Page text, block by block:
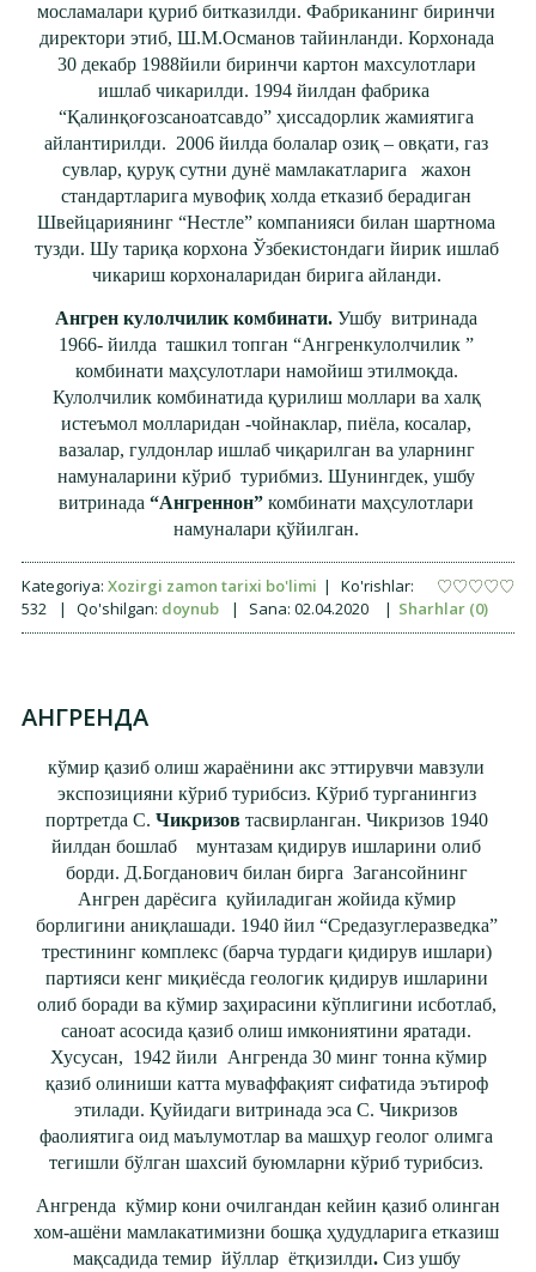
мосламалари қуриб битказилди. Фабриканинг биринчи
директори этиб, Ш.М.Османов тайинланди. Корхонада
30 декабр 1988йили биринчи картон махсулотлари
ишлаб чикарилди. 1994 йилдан фабрика
“Қалинқоғозсаноатсавдо” ҳиссадорлик жамиятига
айлантирилди. 2006 йилда болалар озиқ – овқати, газ
сувлар, қуруқ сутни дунё мамлакатларига жахон
стандартларига мувофиқ холда етказиб берадиган
Швейцариянинг “Нестле” компанияси билан шартнома
тузди. Шу тариқа корхона Ўзбекистондаги йирик ишлаб
чикариш корхоналаридан бирига айланди.
Ангрен кулолчилик комбинати. Ушбу витринада
1966- йилда ташкил топган “Ангренкулолчилик ”
комбинати маҳсулотлари намойиш этилмоқда.
Кулолчилик комбинатида қурилиш моллари ва халқ
истеъмол молларидан -чойнаклар, пиёла, косалар,
вазалар, гулдонлар ишлаб чиқарилган ва уларнинг
намуналарини кўриб турибмиз. Шунингдек, ушбу
витринада “Ангреннон” комбинати маҳсулотлари
намуналари қўйилган.
Kategoriya: Xozirgi zamon tarixi bo'limi |
Ko'rishlar:
532
| Qo'shilgan: doynub | Sana: 02.04.2020 | Sharhlar (0)
АНГРЕНДА
кўмир қазиб олиш жараёнини акс эттирувчи мавзули
экспозицияни кўриб турибсиз. Кўриб турганингиз
портретда С. Чикризов тасвирланган. Чикризов 1940
йилдан бошлаб мунтазам қидирув ишларини олиб
борди. Д.Богданович билан бирга Загансойнинг
Ангрен дарёсига қуйиладиган жойида кўмир
борлигини аниқлашади. 1940 йил “Средазуглеразведка”
трестининг комплекс (барча турдаги қидирув ишлари)
партияси кенг миқиёсда геологик қидирув ишларини
олиб боради ва кўмир заҳирасини кўплигини исботлаб,
саноат асосида қазиб олиш имкониятини яратади.
Хусусан, 1942 йили Ангренда 30 минг тонна кўмир
қазиб олиниши катта муваффақият сифатида эътироф
этилади. Қуйидаги витринада эса С. Чикризов
фаолиятига оид маълумотлар ва машҳур геолог олимга
тегишли бўлган шахсий буюмларни кўриб турибсиз.
Ангренда кўмир кони очилгандан кейин қазиб олинган
хом-ашёни мамлакатимизни бошқа ҳудудларига етказиш
мақсадида темир йўллар ётқизилди. Сиз ушбу